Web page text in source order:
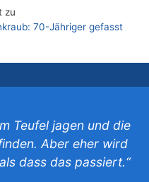
zu
70-Jähriger gefasst
in Marcinelle – Meloni:
Geste“
Geste“
Wer steckt hinter den
Russland?
Teufel jagen und die
Aber eher wird
dass das passiert.“